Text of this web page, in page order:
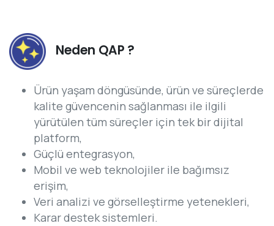
Neden QAP ?
Ürün yaşam döngüsünde, ürün ve süreçlerde
kalite güvencenin sağlanması ile ilgili
yürütülen tüm süreçler için tek bir dijital
platform,
Güçlü entegrasyon,
Mobil ve web teknolojiler ile bağımsız
erişim,
Veri analizi ve görselleştirme yetenekleri,
Karar destek sistemleri.